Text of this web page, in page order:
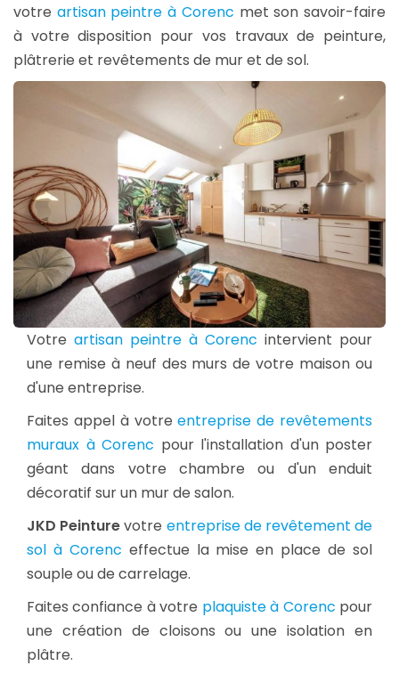
votre artisan peintre à Corenc met son savoir-faire
à votre disposition pour vos travaux de peinture,
plâtrerie et revêtements de mur et de sol.
Votre artisan peintre à Corenc intervient pour
une remise à neuf des murs de votre maison ou
d'une entreprise.
Faites appel à votreentreprise de revêtements
muraux à Corenc pour l'installation d'un poster
géant dans votre chambre ou d'un enduit
décoratif sur un mur de salon.
JKD Peinturevotre entreprise de revêtement de
sol à Corenc effectue la mise en place de sol
souple ou de carrelage.
Faites confiance à votre plaquiste à Corenc pour
une création de cloisons ou une isolation en
plâtre.